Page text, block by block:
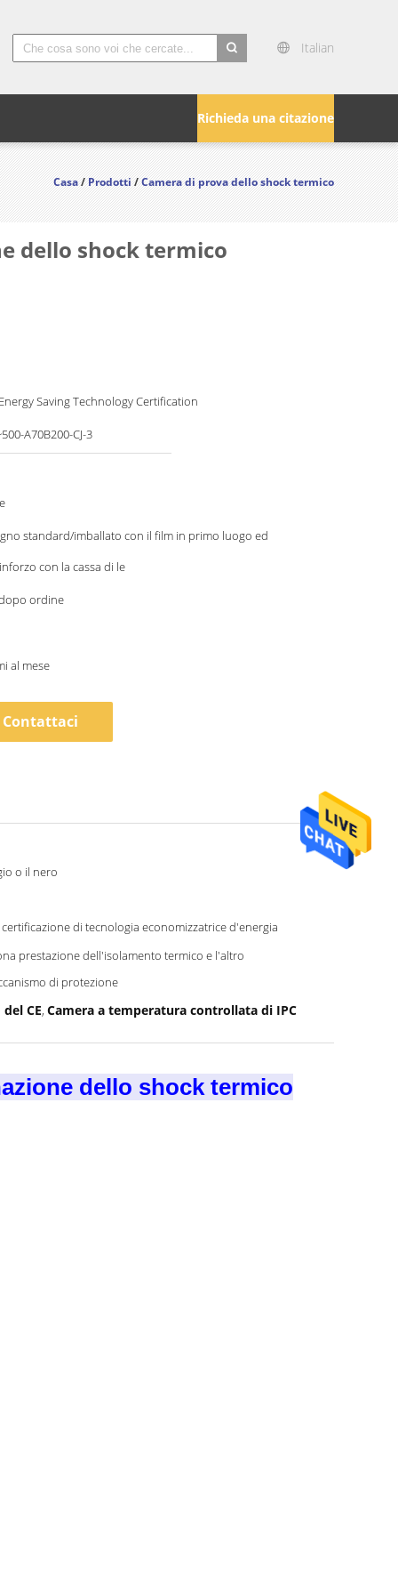
Italian
Richieda una citazione
Casa/Prodotti/Camera di prova dello shock termico
dello shock termico
Saving Technology Certification
A70B200-CJ-3
standard/imballato con il film in primo luogo ed
con la cassa di le
ordine
al mese
Contattaci
o il nero
certificazione di tecnologia economizzatrice d'energia
prestazione dell'isolamento termico e l'altro
di protezione
CE, Camera a temperatura controllata di IPC
dello shock termico